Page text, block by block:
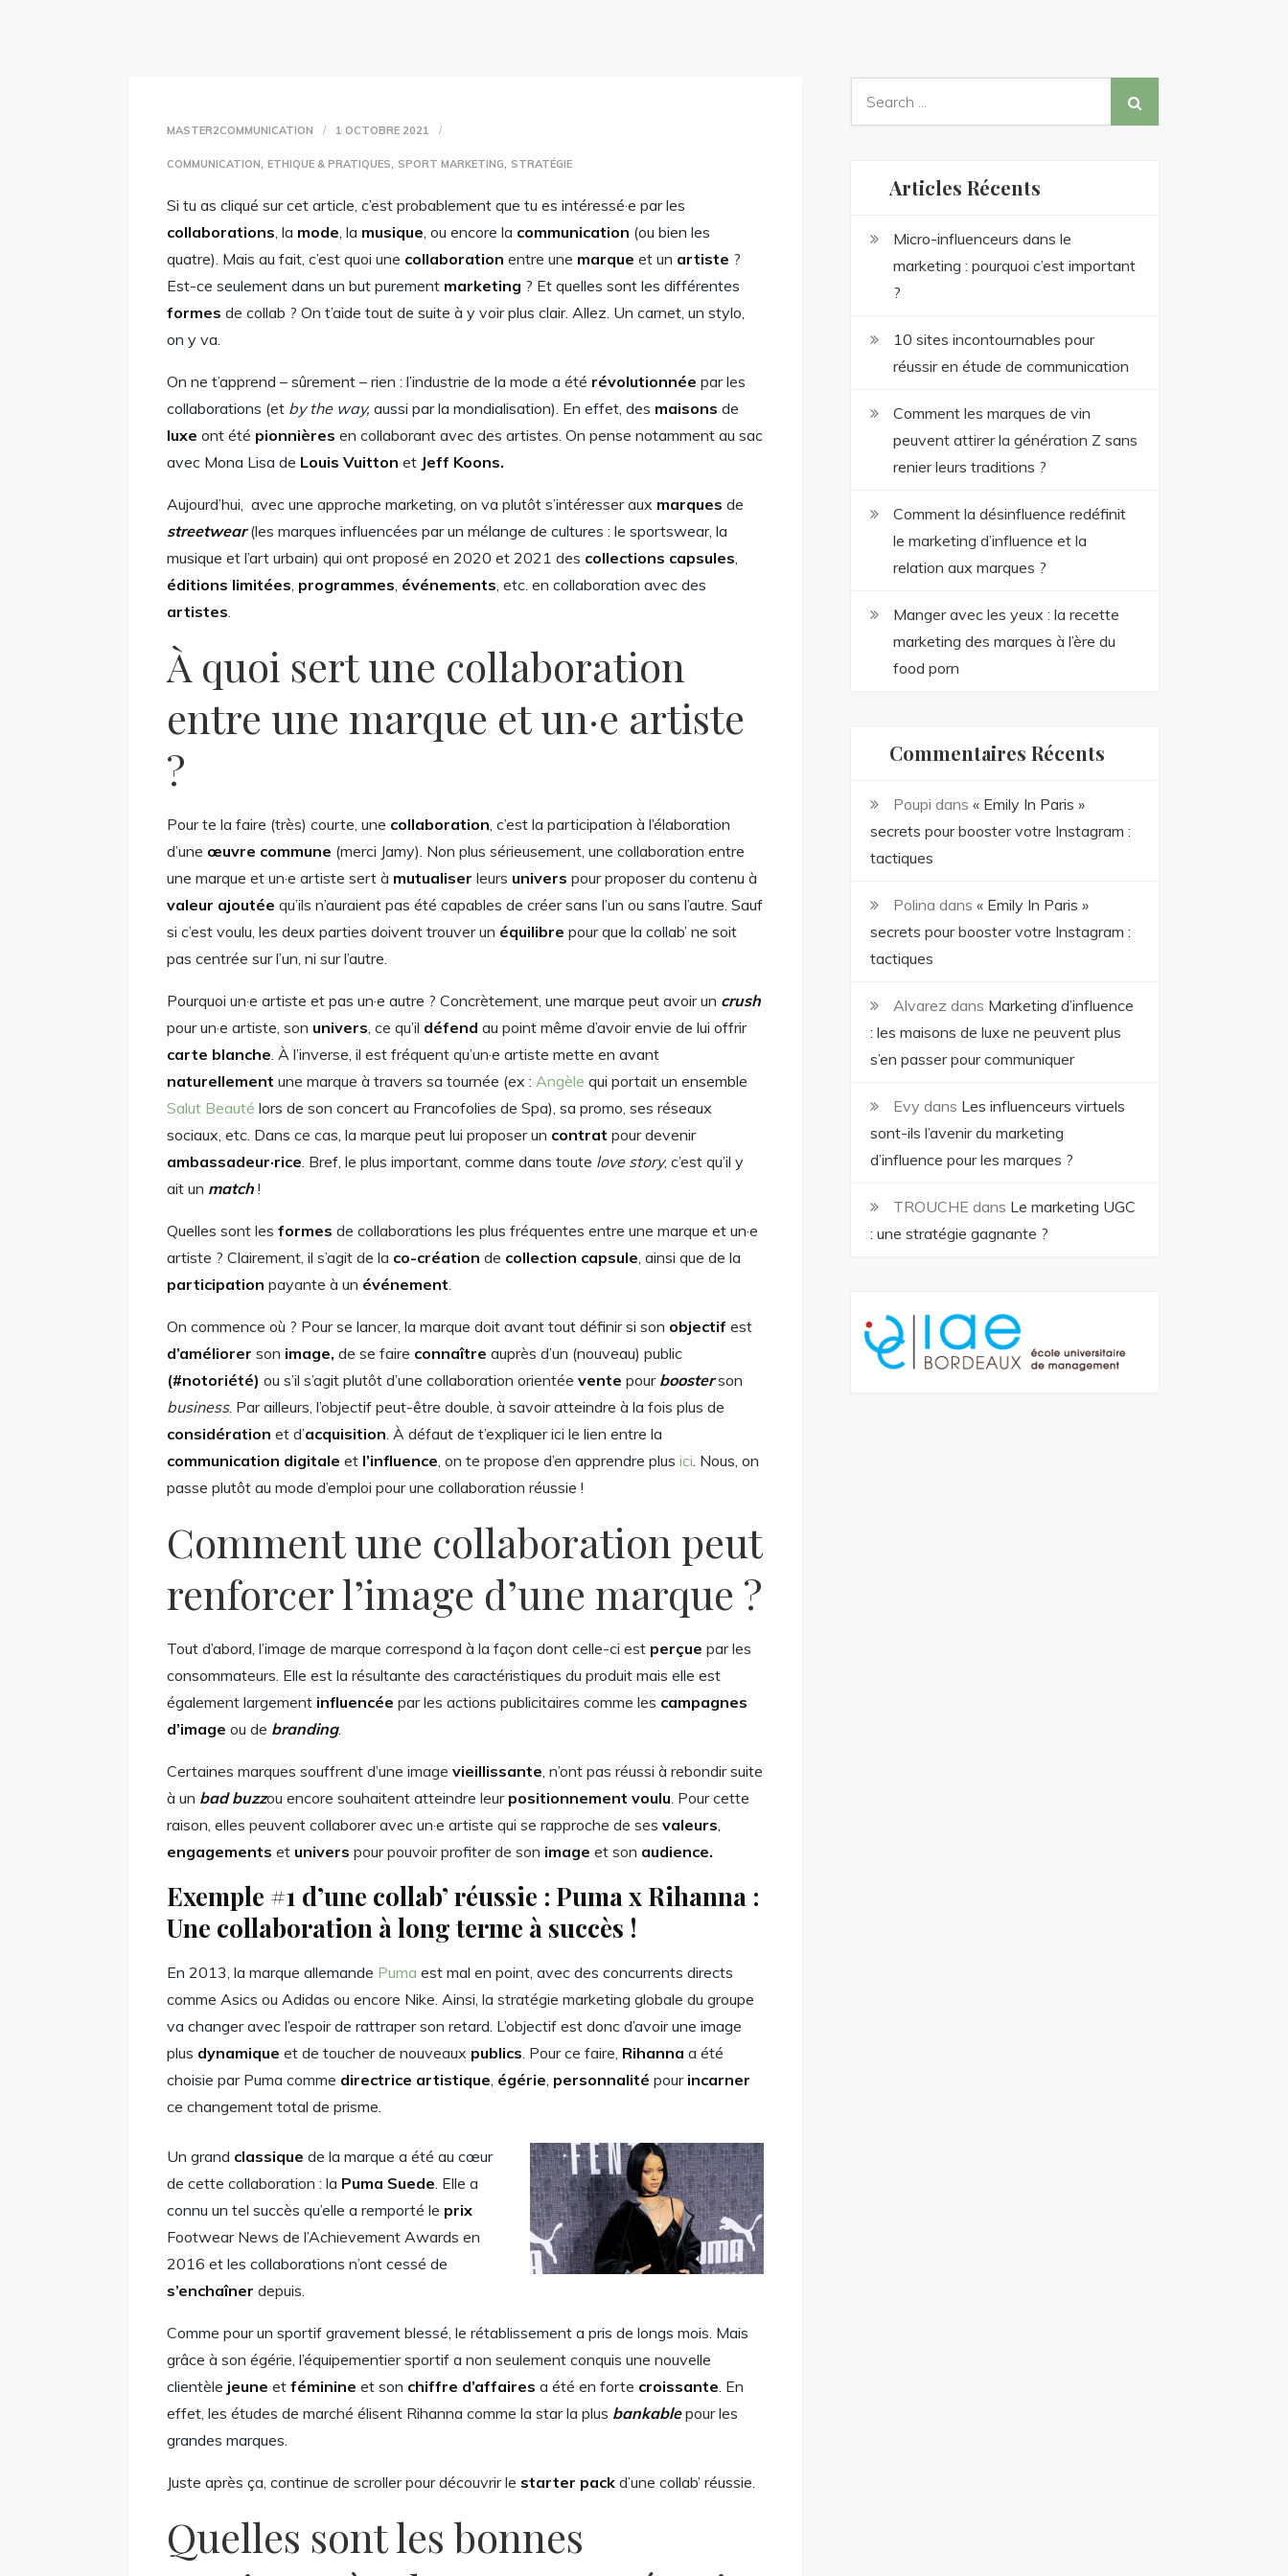
MASTER2COMMUNICATION 1 OCTOBRE 2021
COMMUNICATION,ETHIQUE & PRATIQUES, SPORT MARKETING, STRATÉGIE
Si tu as cliqué sur cet article, c’est probablement que tu es intéressé·e par les
collaborations, la mode, la musique, ou encore la communication (ou bien les
quatre). Mais au fait, c’est quoi une collaboration entre une marque et un artiste ?
Est-ce seulement dans un but purement marketing ? Et quelles sont les différentes
formes de collab ? On t’aide tout de suite à y voir plus clair. Allez. Un carnet, un stylo,
on y va.
On ne t’apprend – sûrement – rien : l’industrie de la mode a été révolutionnée par les
collaborations (et by the way, aussi par la mondialisation). En effet, des maisons de
luxe ont été pionnières en collaborant avec des artistes. On pense notamment au sac
avec Mona Lisa de Louis Vuitton et Jeff Koons.
Aujourd’hui, avec une approche marketing, on va plutôt s’intéresser aux marques de
streetwear(les marques influencées par un mélange de cultures : le sportswear, la
musique et l’art urbain) qui ont proposé en 2020 et 2021 des collections capsules,
éditions limitées, programmes, événements, etc. en collaboration avec des
artistes.
À quoi sert une collaboration
entre une marque et un·e artiste
?
Pour te la faire (très) courte, une collaboration, c’est la participation à l’élaboration
d’une œuvre commune (merci Jamy). Non plus sérieusement, une collaboration entre
une marque et un·e artiste sert à mutualiser leurs univers pour proposer du contenu à
valeur ajoutée qu’ils n’auraient pas été capables de créer sans l’un ou sans l’autre. Sauf
si c’est voulu, les deux parties doivent trouver un équilibre pour que la collab’ ne soit
pas centrée sur l’un, ni sur l’autre.
Pourquoi un·e artiste et pas un·e autre ? Concrètement, une marque peut avoir un crush
pour un·e artiste, son univers, ce qu’il défend au point même d’avoir envie de lui offrir
carte blanche. À l’inverse, il est fréquent qu’un·e artiste mette en avant
naturellement une marque à travers sa tournée (ex :Angèle qui portait un ensemble
Salut Beauté lors de son concert au Francofolies de Spa), sa promo, ses réseaux
sociaux, etc. Dans ce cas, la marque peut lui proposer un contrat pour devenir
ambassadeur·rice. Bref, le plus important, comme dans toute love story, c’est qu’il y
ait un match !
Quelles sont lesformes de collaborations les plus fréquentes entre une marque et un·e
artiste ? Clairement, il s’agit de la co-création de collection capsule, ainsi que de la
participation payante à un événement.
On commence où ? Pour se lancer, la marque doit avant tout définir si son objectif est
d’améliorer son image, de se faire connaître auprès d’un (nouveau) public
(#notoriété) ou s’il s’agit plutôt d’une collaboration orientéevente pour boosterson
business. Par ailleurs, l’objectif peut-être double, à savoir atteindre à la fois plus de
considération et d’acquisition. À défaut de t’expliquer ici le lien entre la
communication digitale et l’influence, on te propose d’en apprendre plus ici. Nous, on
passe plutôt au mode d’emploi pour une collaboration réussie !
Comment une collaboration peut
renforcer l’image d’une marque ?
Tout d’abord, l’image de marque correspond à la façon dont celle-ci est perçue par les
consommateurs. Elle est la résultante des caractéristiques du produit mais elle est
également largement influencée par les actions publicitaires comme les campagnes
d’image ou de branding.
Certaines marques souffrent d’une imagevieillissante, n’ont pas réussi à rebondir suite
à un bad buzzou encore souhaitent atteindre leur positionnement voulu. Pour cette
raison, elles peuvent collaborer avec un·e artiste qui se rapproche de sesvaleurs,
engagements et univers pour pouvoir profiter de son image et son audience.
Exemple #1 d’une collab’ réussie : Puma x Rihanna :
Une collaboration à long terme à succès !
En 2013, la marque allemande Puma est mal en point, avec des concurrents directs
comme Asics ou Adidas ou encore Nike. Ainsi, la stratégie marketing globale du groupe
va changer avec l’espoir de rattraper son retard. L’objectif est donc d’avoir une image
plus dynamique et de toucher de nouveaux publics. Pour ce faire, Rihanna a été
choisie par Puma comme directrice artistique, égérie, personnalité pour incarner
ce changement total de prisme.
Un grand classique de la marque a été au cœur
de cette collaboration : la Puma Suede. Elle a
connu un tel succès qu’elle a remporté le prix
Footwear News de l’Achievement Awards en
2016 et les collaborations n’ont cessé de
s’enchaîner depuis.
Comme pour un sportif gravement blessé, le rétablissement a pris de longs mois. Mais
grâce à son égérie, l’équipementier sportif a non seulement conquis une nouvelle
clientèle jeune etféminine et son chiffre d’affaires a été en forte croissante. En
effet, les études de marché élisent Rihanna comme la star la plus bankablepour les
grandes marques.
Juste après ça, continue de scroller pour découvrir le starter pack d’une collab’ réussie.
Quelles sont les bonnes
Articles Récents
Micro-influenceurs dans le
marketing : pourquoi c’est important
?
10 sites incontournables pour
réussir en étude de communication
Comment les marques de vin
peuvent attirer la génération Z sans
renier leurs traditions ?
Comment la désinfluence redéfinit
le marketing d’influence et la
relation aux marques ?
Manger avec les yeux : la recette
marketing des marques à l’ère du
food porn
Commentaires Récents
Poupi dans« Emily In Paris »
secrets pour booster votre Instagram :
tactiques
Polina dans« Emily In Paris »
secrets pour booster votre Instagram :
tactiques
Alvarez dans Marketing d’influence
: les maisons de luxe ne peuvent plus
s’en passer pour communiquer
Evy dans Les influenceurs virtuels
sont-ils l’avenir du marketing
d’influence pour les marques ?
TROUCHE dans Le marketing UGC
: une stratégie gagnante ?